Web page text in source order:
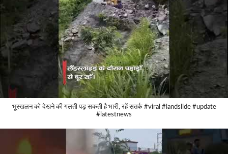
भूस्खलन को देखने की गलती पड़ सकती है भारी, रहें सतर्क #viral #landslide #update
#latestnews